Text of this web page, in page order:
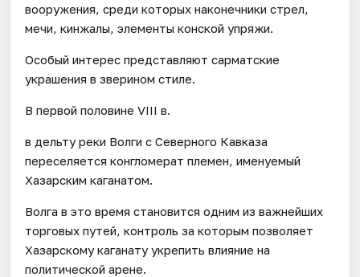
вооружения, среди которых наконечники стрел,
мечи, кинжалы, элементы конской упряжи.
Особый интерес представляют сарматские
украшения в зверином стиле.
В первой половине VIII в.
в дельту реки Волги с Северного Кавказа
переселяется конгломерат племен, именуемый
Хазарским каганатом.
Волга в это время становится одним из важнейших
торговых путей, контроль за которым позволяет
Хазарскому каганату укрепить влияние на
политической арене.